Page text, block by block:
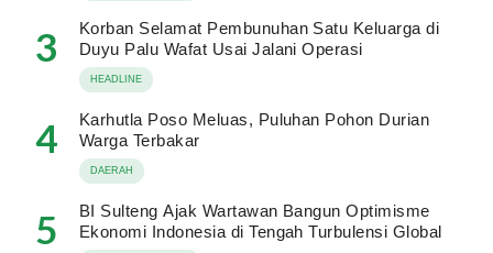
3
Korban Selamat Pembunuhan Satu Keluarga di
Duyu Palu Wafat Usai Jalani Operasi
HEADLINE
4
Karhutla Poso Meluas, Puluhan Pohon Durian
Warga Terbakar
DAERAH
5
BI Sulteng Ajak Wartawan Bangun Optimisme
Ekonomi Indonesia di Tengah Turbulensi Global